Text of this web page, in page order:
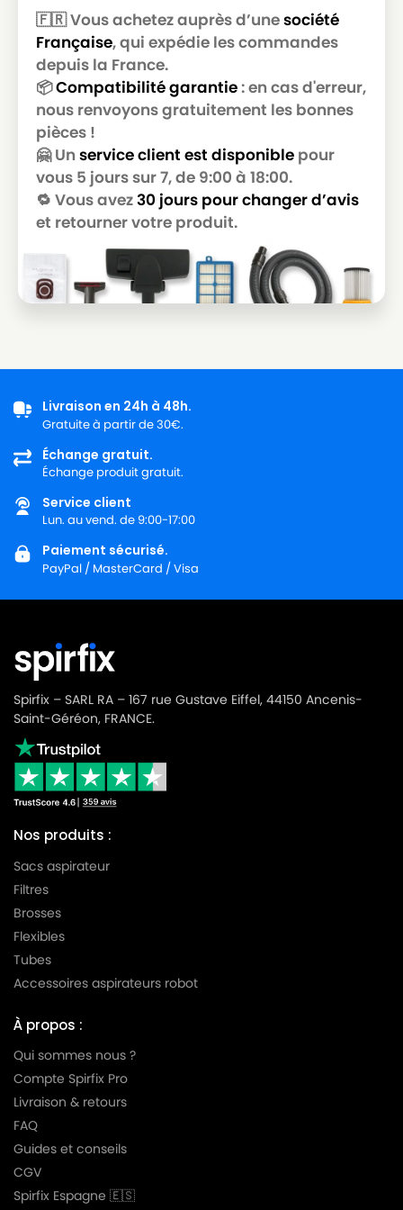
LG-
GOLDSTAR
LG-GOLDSTAR T 2950
LG-
GOLDSTAR
LG-GOLDSTAR T 2990
LG-
GOLDSTAR
LG-
GOLDSTAR
LG-GOLDSTAR T 3900
GOLDSTAR
LG-GOLDSTAR TB 33
LG-
GOLDSTAR
LG-GOLDSTAR TB 34
GOLDSTAR
LG-GOLDSTAR TURBO 2700
LG-
GOLDSTAR
LG-GOLDSTAR TURBO 2900
LG-
GOLDSTAR
LG-GOLDSTAR TURBO 3100 B
LG-
GOLDSTAR
LG-GOLDSTAR TURBO 3200
LG-
GOLDSTAR
LG-
GOLDSTAR
LG-GOLDSTAR TURBO 3300 R
LG-
GOLDSTAR
LG-GOLDSTAR TURBO 3400
GOLDSTAR
LG-
GOLDSTAR
LG-
GOLDSTAR
LG-
LG-GOLDSTAR TURBO V 3300 DE
LG-
GOLDSTAR
LG-
GOLDSTAR
LG-GOLDSTAR TURBO V 3310 DE
LG-
GOLDSTAR
LG-GOLDSTAR TURBO V 3310 TD
LG-
LG-GOLDSTAR TURBO X (Série)
🇫🇷 Vous achetez auprès d’unesociété
Française, qui expédie les commandes
depuis la France.
📦Compatibilité garantie: en cas d'erreur,
nous renvoyons gratuitement les bonnes
pièces !
🤗 Un service client est disponible pour
vous 5 jours sur 7, de 9:00 à 18:00.
🔁 Vous avez30 jours pour changer d’avis
et retourner votre produit.
Livraison en 24h à 48h.
Gratuite à partir de 30€.
Échange gratuit.
Échange produit gratuit.
Service client
Lun. au vend. de 9:00-17:00
Paiement sécurisé.
PayPal / MasterCard / Visa
Spirfix – SARL RA – 167 rue Gustave Eiffel, 44150 Ancenis-
Saint-Géréon, FRANCE.
Nos produits :
Sacs aspirateur
Filtres
Brosses
Flexibles
Tubes
Accessoires aspirateurs robot
À propos :
Qui sommes nous ?
Compte Spirfix Pro
Livraison & retours
FAQ
Guides et conseils
CGV
Spirfix Espagne 🇪🇸